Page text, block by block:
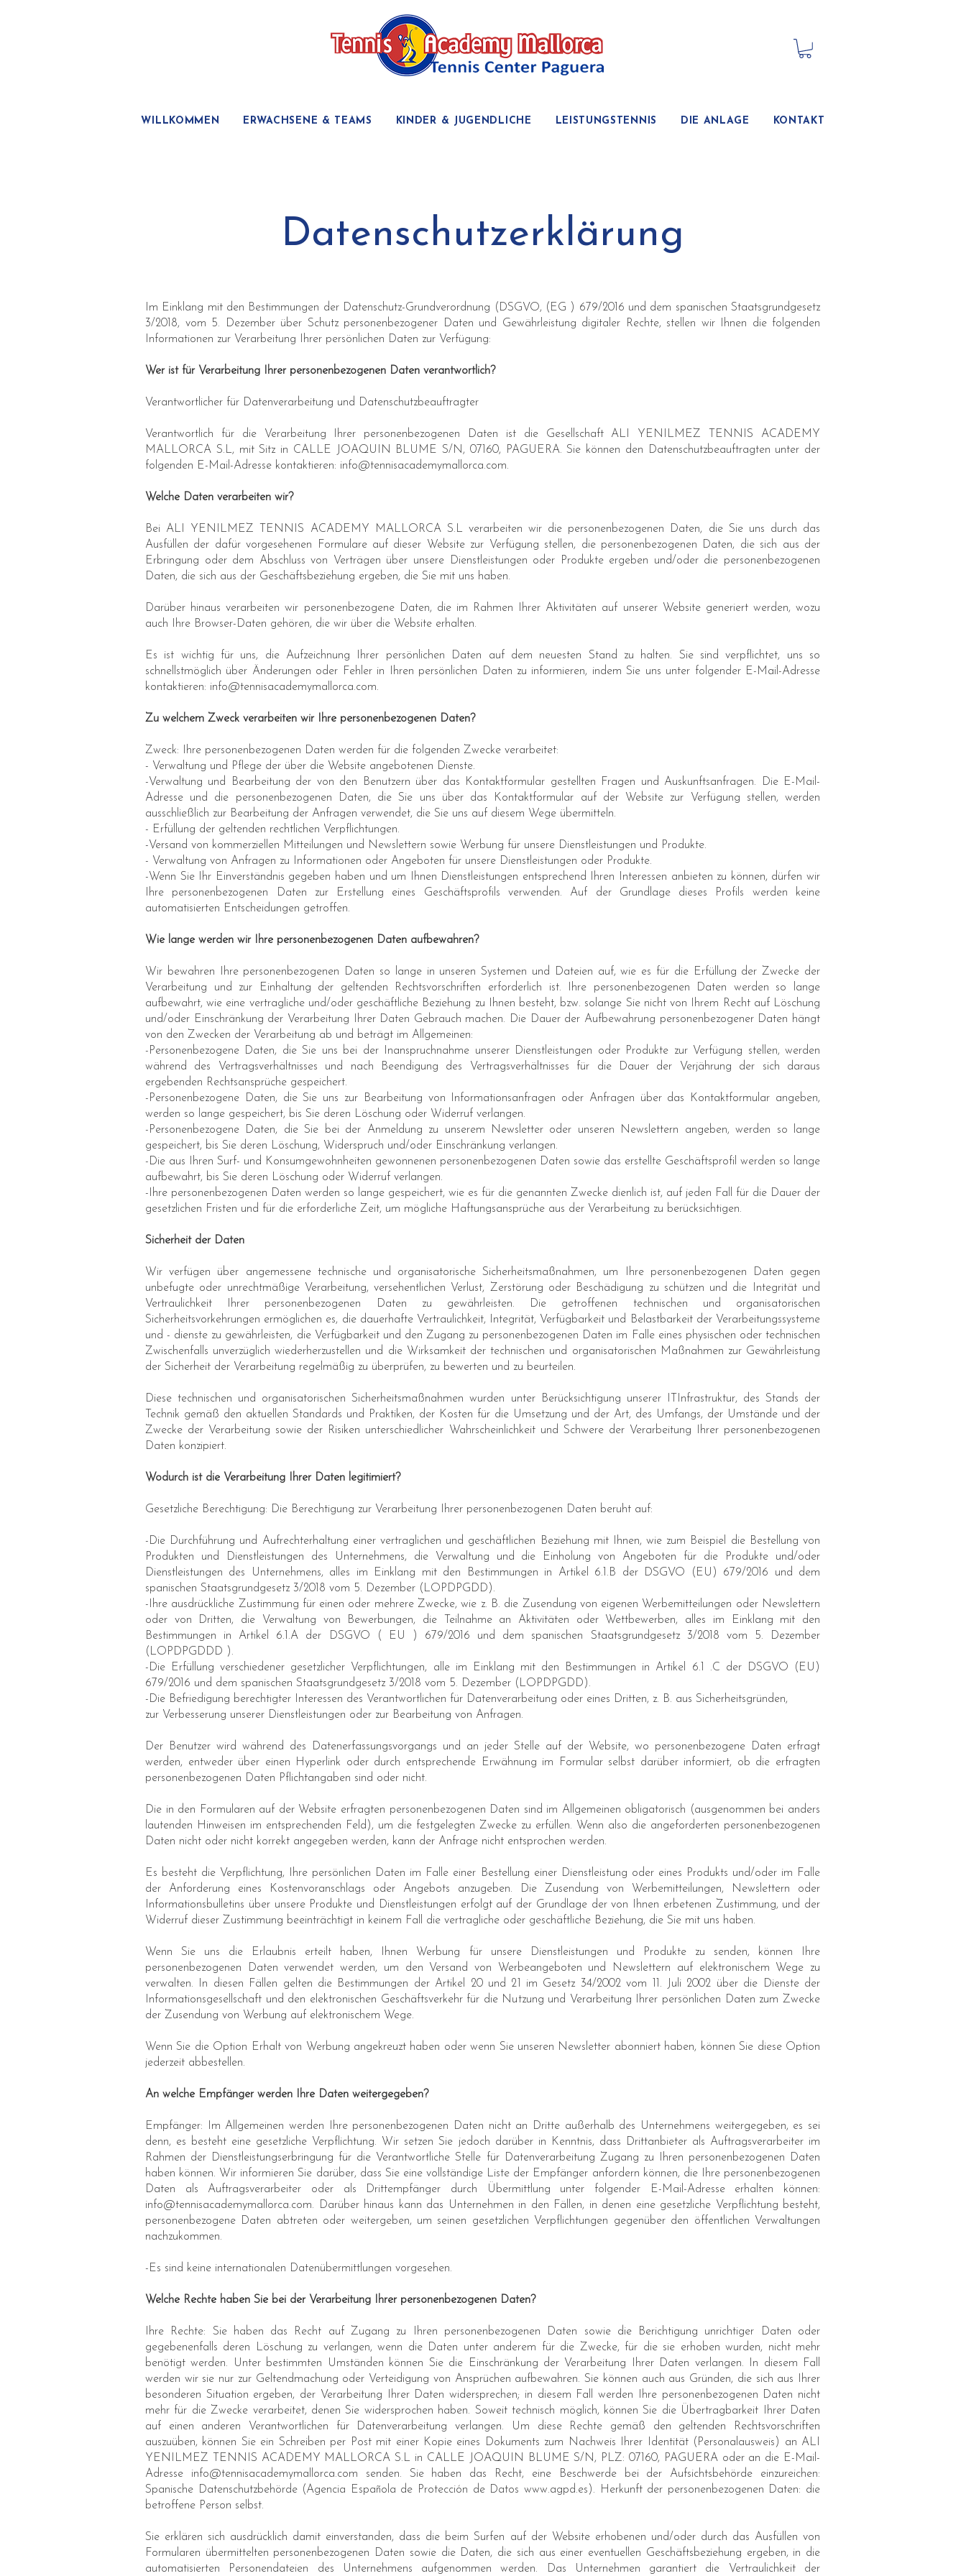
WILLKOMMEN ERWACHSENE & TEAMS KINDER & JUGENDLICHE LEISTUNGSTENNIS DIE ANLAGE KONTAKT
Datenschutzerklärung
Im Einklang mit den Bestimmungen der Datenschutz-Grundverordnung (DSGVO, (EG ) 679/2016 und dem spanischen Staatsgrundgesetz
3/2018, vom 5. Dezember über Schutz personenbezogener Daten und Gewährleistung digitaler Rechte, stellen wir Ihnen die folgenden
Informationen zur Verarbeitung Ihrer persönlichen Daten zur Verfügung:
Wer ist für Verarbeitung Ihrer personenbezogenen Daten verantwortlich?
Verantwortlicher für Datenverarbeitung und Datenschutzbeauftragter
Verantwortlich für die Verarbeitung Ihrer personenbezogenen Daten ist die Gesellschaft ALI YENILMEZ TENNIS ACADEMY
MALLORCA S.L, mit Sitz in CALLE JOAQUIN BLUME S/N, 07160, PAGUERA. Sie können den Datenschutzbeauftragten unter der
folgenden E-Mail-Adresse kontaktieren: info@tennisacademymallorca.com.
Welche Daten verarbeiten wir?
Bei ALI YENILMEZ TENNIS ACADEMY MALLORCA S.L verarbeiten wir die personenbezogenen Daten, die Sie uns durch das
Ausfüllen der dafür vorgesehenen Formulare auf dieser Website zur Verfügung stellen, die personenbezogenen Daten, die sich aus der
Erbringung oder dem Abschluss von Verträgen über unsere Dienstleistungen oder Produkte ergeben und/oder die personenbezogenen
Daten, die sich aus der Geschäftsbeziehung ergeben, die Sie mit uns haben.
Darüber hinaus verarbeiten wir personenbezogene Daten, die im Rahmen Ihrer Aktivitäten auf unserer Website generiert werden, wozu
auch Ihre Browser-Daten gehören, die wir über die Website erhalten.
Es ist wichtig für uns, die Aufzeichnung Ihrer persönlichen Daten auf dem neuesten Stand zu halten. Sie sind verpflichtet, uns so
schnellstmöglich über Änderungen oder Fehler in Ihren persönlichen Daten zu informieren, indem Sie uns unter folgender E-Mail-Adresse
kontaktieren: info@tennisacademymallorca.com.
Zu welchem Zweck verarbeiten wir Ihre personenbezogenen Daten?
Zweck: Ihre personenbezogenen Daten werden für die folgenden Zwecke verarbeitet:
- Verwaltung und Pflege der über die Website angebotenen Dienste.
-Verwaltung und Bearbeitung der von den Benutzern über das Kontaktformular gestellten Fragen und Auskunftsanfragen. Die E-Mail-
Adresse und die personenbezogenen Daten, die Sie uns über das Kontaktformular auf der Website zur Verfügung stellen, werden
ausschließlich zur Bearbeitung der Anfragen verwendet, die Sie uns auf diesem Wege übermitteln.
- Erfüllung der geltenden rechtlichen Verpflichtungen.
-Versand von kommerziellen Mitteilungen und Newslettern sowie Werbung für unsere Dienstleistungen und Produkte.
- Verwaltung von Anfragen zu Informationen oder Angeboten für unsere Dienstleistungen oder Produkte.
-Wenn Sie Ihr Einverständnis gegeben haben und um Ihnen Dienstleistungen entsprechend Ihren Interessen anbieten zu können, dürfen wir
Ihre personenbezogenen Daten zur Erstellung eines Geschäftsprofils verwenden. Auf der Grundlage dieses Profils werden keine
automatisierten Entscheidungen getroffen.
Wie lange werden wir Ihre personenbezogenen Daten aufbewahren?
Wir bewahren Ihre personenbezogenen Daten so lange in unseren Systemen und Dateien auf, wie es für die Erfüllung der Zwecke der
Verarbeitung und zur Einhaltung der geltenden Rechtsvorschriften erforderlich ist. Ihre personenbezogenen Daten werden so lange
aufbewahrt, wie eine vertragliche und/oder geschäftliche Beziehung zu Ihnen besteht, bzw. solange Sie nicht von Ihrem Recht auf Löschung
und/oder Einschränkung der Verarbeitung Ihrer Daten Gebrauch machen. Die Dauer der Aufbewahrung personenbezogener Daten hängt
von den Zwecken der Verarbeitung ab und beträgt im Allgemeinen:
-Personenbezogene Daten, die Sie uns bei der Inanspruchnahme unserer Dienstleistungen oder Produkte zur Verfügung stellen, werden
während des Vertragsverhältnisses und nach Beendigung des Vertragsverhältnisses für die Dauer der Verjährung der sich daraus
ergebenden Rechtsansprüche gespeichert.
-Personenbezogene Daten, die Sie uns zur Bearbeitung von Informationsanfragen oder Anfragen über das Kontaktformular angeben,
werden so lange gespeichert, bis Sie deren Löschung oder Widerruf verlangen.
-Personenbezogene Daten, die Sie bei der Anmeldung zu unserem Newsletter oder unseren Newslettern angeben, werden so lange
gespeichert, bis Sie deren Löschung, Widerspruch und/oder Einschränkung verlangen.
-Die aus Ihren Surf- und Konsumgewohnheiten gewonnenen personenbezogenen Daten sowie das erstellte Geschäftsprofil werden so lange
aufbewahrt, bis Sie deren Löschung oder Widerruf verlangen.
-Ihre personenbezogenen Daten werden so lange gespeichert, wie es für die genannten Zwecke dienlich ist, auf jeden Fall für die Dauer der
gesetzlichen Fristen und für die erforderliche Zeit, um mögliche Haftungsansprüche aus der Verarbeitung zu berücksichtigen.
Sicherheit der Daten
Wir verfügen über angemessene technische und organisatorische Sicherheitsmaßnahmen, um Ihre personenbezogenen Daten gegen
unbefugte oder unrechtmäßige Verarbeitung, versehentlichen Verlust, Zerstörung oder Beschädigung zu schützen und die Integrität und
Vertraulichkeit Ihrer personenbezogenen Daten zu gewährleisten. Die getroffenen technischen und organisatorischen
Sicherheitsvorkehrungen ermöglichen es, die dauerhafte Vertraulichkeit, Integrität, Verfügbarkeit und Belastbarkeit der Verarbeitungssysteme
und - dienste zu gewährleisten, die Verfügbarkeit und den Zugang zu personenbezogenen Daten im Falle eines physischen oder technischen
Zwischenfalls unverzüglich wiederherzustellen und die Wirksamkeit der technischen und organisatorischen Maßnahmen zur Gewährleistung
der Sicherheit der Verarbeitung regelmäßig zu überprüfen, zu bewerten und zu beurteilen.
Diese technischen und organisatorischen Sicherheitsmaßnahmen wurden unter Berücksichtigung unserer ITInfrastruktur, des Stands der
Technik gemäß den aktuellen Standards und Praktiken, der Kosten für die Umsetzung und der Art, des Umfangs, der Umstände und der
Zwecke der Verarbeitung sowie der Risiken unterschiedlicher Wahrscheinlichkeit und Schwere der Verarbeitung Ihrer personenbezogenen
Daten konzipiert.
Wodurch ist die Verarbeitung Ihrer Daten legitimiert?
Gesetzliche Berechtigung: Die Berechtigung zur Verarbeitung Ihrer personenbezogenen Daten beruht auf:
-Die Durchführung und Aufrechterhaltung einer vertraglichen und geschäftlichen Beziehung mit Ihnen, wie zum Beispiel die Bestellung von
Produkten und Dienstleistungen des Unternehmens, die Verwaltung und die Einholung von Angeboten für die Produkte und/oder
Dienstleistungen des Unternehmens, alles im Einklang mit den Bestimmungen in Artikel 6.1.B der DSGVO (EU) 679/2016 und dem
spanischen Staatsgrundgesetz 3/2018 vom 5. Dezember (LOPDPGDD).
-Ihre ausdrückliche Zustimmung für einen oder mehrere Zwecke, wie z. B. die Zusendung von eigenen Werbemitteilungen oder Newslettern
oder von Dritten, die Verwaltung von Bewerbungen, die Teilnahme an Aktivitäten oder Wettbewerben, alles im Einklang mit den
Bestimmungen in Artikel 6.1.A der DSGVO ( EU ) 679/2016 und dem spanischen Staatsgrundgesetz 3/2018 vom 5. Dezember
(LOPDPGDDD ).
-Die Erfüllung verschiedener gesetzlicher Verpflichtungen, alle im Einklang mit den Bestimmungen in Artikel 6.1 .C der DSGVO (EU)
679/2016 und dem spanischen Staatsgrundgesetz 3/2018 vom 5. Dezember (LOPDPGDD).
-Die Befriedigung berechtigter Interessen des Verantwortlichen für Datenverarbeitung oder eines Dritten, z. B. aus Sicherheitsgründen,
zur Verbesserung unserer Dienstleistungen oder zur Bearbeitung von Anfragen.
Der Benutzer wird während des Datenerfassungsvorgangs und an jeder Stelle auf der Website, wo personenbezogene Daten erfragt
werden, entweder über einen Hyperlink oder durch entsprechende Erwähnung im Formular selbst darüber informiert, ob die erfragten
personenbezogenen Daten Pflichtangaben sind oder nicht.
Die in den Formularen auf der Website erfragten personenbezogenen Daten sind im Allgemeinen obligatorisch (ausgenommen bei anders
lautenden Hinweisen im entsprechenden Feld), um die festgelegten Zwecke zu erfüllen. Wenn also die angeforderten personenbezogenen
Daten nicht oder nicht korrekt angegeben werden, kann der Anfrage nicht entsprochen werden.
Es besteht die Verpflichtung, Ihre persönlichen Daten im Falle einer Bestellung einer Dienstleistung oder eines Produkts und/oder im Falle
der Anforderung eines Kostenvoranschlags oder Angebots anzugeben. Die Zusendung von Werbemitteilungen, Newslettern oder
Informationsbulletins über unsere Produkte und Dienstleistungen erfolgt auf der Grundlage der von Ihnen erbetenen Zustimmung, und der
Widerruf dieser Zustimmung beeinträchtigt in keinem Fall die vertragliche oder geschäftliche Beziehung, die Sie mit uns haben.
Wenn Sie uns die Erlaubnis erteilt haben, Ihnen Werbung für unsere Dienstleistungen und Produkte zu senden, können Ihre
personenbezogenen Daten verwendet werden, um den Versand von Werbeangeboten und Newslettern auf elektronischem Wege zu
verwalten. In diesen Fällen gelten die Bestimmungen der Artikel 20 und 21 im Gesetz 34/2002 vom 11. Juli 2002 über die Dienste der
Informationsgesellschaft und den elektronischen Geschäftsverkehr für die Nutzung und Verarbeitung Ihrer persönlichen Daten zum Zwecke
der Zusendung von Werbung auf elektronischem Wege.
Wenn Sie die Option Erhalt von Werbung angekreuzt haben oder wenn Sie unseren Newsletter abonniert haben, können Sie diese Option
jederzeit abbestellen.
An welche Empfänger werden Ihre Daten weitergegeben?
Empfänger: Im Allgemeinen werden Ihre personenbezogenen Daten nicht an Dritte außerhalb des Unternehmens weitergegeben, es sei
denn, es besteht eine gesetzliche Verpflichtung. Wir setzen Sie jedoch darüber in Kenntnis, dass Drittanbieter als Auftragsverarbeiter im
Rahmen der Dienstleistungserbringung für die Verantwortliche Stelle für Datenverarbeitung Zugang zu Ihren personenbezogenen Daten
haben können. Wir informieren Sie darüber, dass Sie eine vollständige Liste der Empfänger anfordern können, die Ihre personenbezogenen
Daten als Auftragsverarbeiter oder als Drittempfänger durch Übermittlung unter folgender E-Mail-Adresse erhalten können:
info@tennisacademymallorca.com. Darüber hinaus kann das Unternehmen in den Fällen, in denen eine gesetzliche Verpflichtung besteht,
personenbezogene Daten abtreten oder weitergeben, um seinen gesetzlichen Verpflichtungen gegenüber den öffentlichen Verwaltungen
nachzukommen.
-Es sind keine internationalen Datenübermittlungen vorgesehen.
Welche Rechte haben Sie bei der Verarbeitung Ihrer personenbezogenen Daten?
Ihre Rechte: Sie haben das Recht auf Zugang zu Ihren personenbezogenen Daten sowie die Berichtigung unrichtiger Daten oder
gegebenenfalls deren Löschung zu verlangen, wenn die Daten unter anderem für die Zwecke, für die sie erhoben wurden, nicht mehr
benötigt werden. Unter bestimmten Umständen können Sie die Einschränkung der Verarbeitung Ihrer Daten verlangen. In diesem Fall
werden wir sie nur zur Geltendmachung oder Verteidigung von Ansprüchen aufbewahren. Sie können auch aus Gründen, die sich aus Ihrer
besonderen Situation ergeben, der Verarbeitung Ihrer Daten widersprechen; in diesem Fall werden Ihre personenbezogenen Daten nicht
mehr für die Zwecke verarbeitet, denen Sie widersprochen haben. Soweit technisch möglich, können Sie die Übertragbarkeit Ihrer Daten
auf einen anderen Verantwortlichen für Datenverarbeitung verlangen. Um diese Rechte gemäß den geltenden Rechtsvorschriften
auszuüben, können Sie ein Schreiben per Post mit einer Kopie eines Dokuments zum Nachweis Ihrer Identität (Personalausweis) an ALI
YENILMEZ TENNIS ACADEMY MALLORCA S.L in CALLE JOAQUIN BLUME S/N, PLZ: 07160, PAGUERA oder an die E-Mail-
Adresse info@tennisacademymallorca.com senden. Sie haben das Recht, eine Beschwerde bei der Aufsichtsbehörde einzureichen:
Spanische Datenschutzbehörde (Agencia Española de Protección de Datos www.agpd.es). Herkunft der personenbezogenen Daten: die
betroffene Person selbst.
Sie erklären sich ausdrücklich damit einverstanden, dass die beim Surfen auf der Website erhobenen und/oder durch das Ausfüllen von
Formularen übermittelten personenbezogenen Daten sowie die Daten, die sich aus einer eventuellen Geschäftsbeziehung ergeben, in die
automatisierten Personendateien des Unternehmens aufgenommen werden. Das Unternehmen garantiert die Vertraulichkeit der